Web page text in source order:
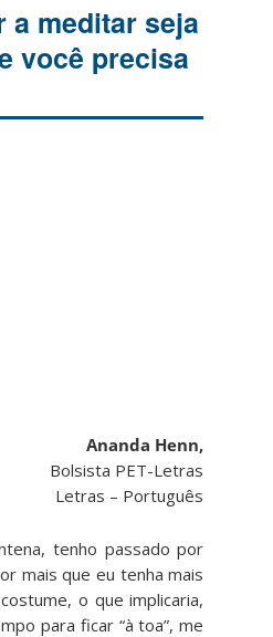
a meditar seja
você precisa
Ananda Henn,
Bolsista PET-Letras
Letras – Português
tenho passado por
mais que eu tenha mais
o que implicaria,
para ficar “à toa”, me